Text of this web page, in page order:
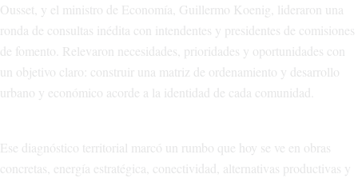
Ousset, y el ministro de Economía, Guillermo Koenig, lideraron una
ronda de consultas inédita con intendentes y presidentes de comisiones
de fomento. Relevaron necesidades, prioridades y oportunidades con
un objetivo claro: construir una matriz de ordenamiento y desarrollo
urbano y económico acorde a la identidad de cada comunidad.
Ese diagnóstico territorial marcó un rumbo que hoy se ve en obras
concretas, energía estratégica, conectividad, alternativas productivas y